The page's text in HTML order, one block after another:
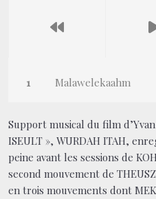
Malawelekaahm
Support musical du film d’Yvan
ISEULT », WURDAH ITAH,
peine avant les sessions de
second mouvement de
en trois mouvements dont